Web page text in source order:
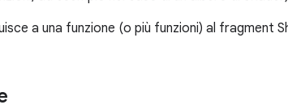
a una funzione (o più funzioni) al fragment